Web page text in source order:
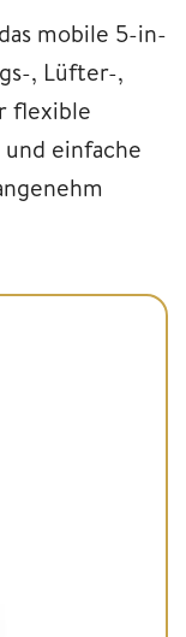
mobile 5-in-
, Lüfter-,
flexible
einfache